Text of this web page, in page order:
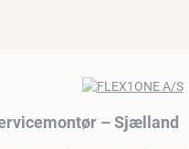
– Sjælland